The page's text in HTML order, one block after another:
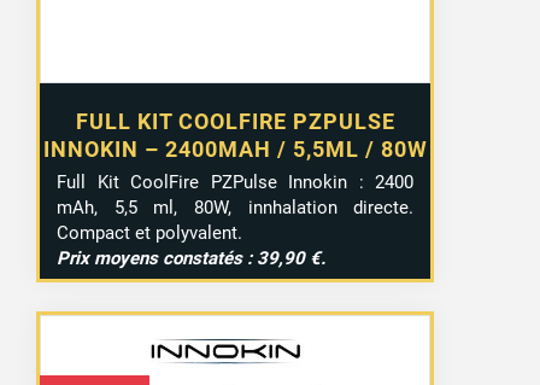
FULL KIT COOLFIRE PZPULSE
INNOKIN – 2400MAH / 5,5ML / 80W
Full Kit CoolFire PZPulse Innokin : 2400
mAh, 5,5 ml, 80W, innhalation directe.
Compact et polyvalent.
Prix moyens constatés : 39,90 €.